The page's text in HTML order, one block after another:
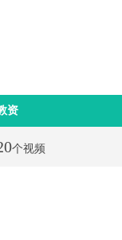
资
个视频